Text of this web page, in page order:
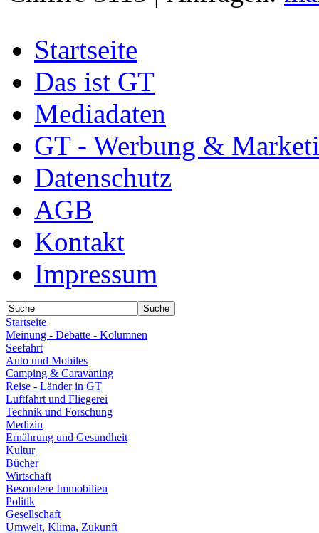
Startseite
Das ist GT
Mediadaten
GT - Werbung &
Datenschutz
AGB
Kontakt
Impressum
Startseite
Meinung - Debatte - Kolumnen
Seefahrt
Auto und Mobiles
Camping & Caravaning
Reise - Länder in GT
Luftfahrt und Fliegerei
Technik und Forschung
Medizin
Ernährung und Gesundheit
Kultur
Bücher
Wirtschaft
Besondere Immobilien
Politik
Gesellschaft
Umwelt, Klima, Zukunft